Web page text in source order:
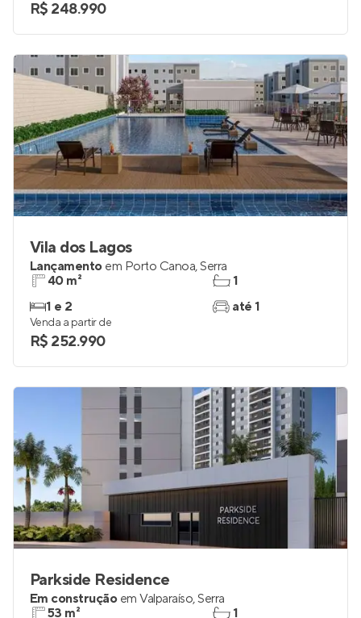
R$ 248.990
Vila dos Lagos
Lançamento em Porto Canoa,Serra
40 m²
1 e 2
1
até 1
Venda a partir de
R$ 252.990
Parkside Residence
Em construção em Valparaíso,Serra
53 m²
1